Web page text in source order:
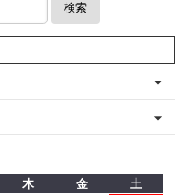
検索
木 金
土